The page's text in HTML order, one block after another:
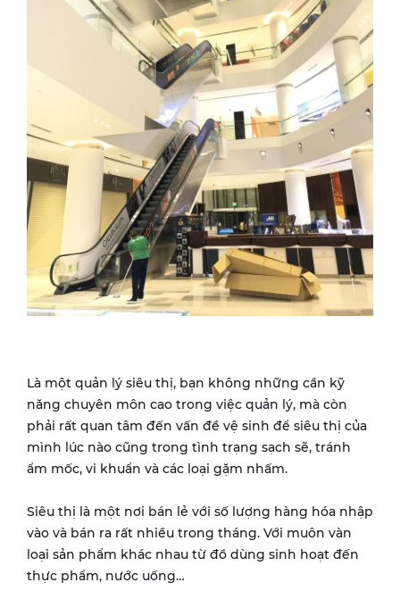
Là một quản lý siêu thị, bạn không những cần kỹ
năng chuyên môn cao trong việc quản lý, mà còn
phải rất quan tâm đến vấn đề vệ sinh để siêu thị của
mình lúc nào cũng trong tình trạng sạch sẽ, tránh
ẩm mốc, vi khuẩn và các loại gặm nhấm.
Siêu thị là một nơi bán lẻ với số lượng hàng hóa nhập
vào và bán ra rất nhiều trong tháng. Với muôn vàn
loại sản phẩm khác nhau từ đồ dùng sinh hoạt đến
thực phẩm, nước uống…